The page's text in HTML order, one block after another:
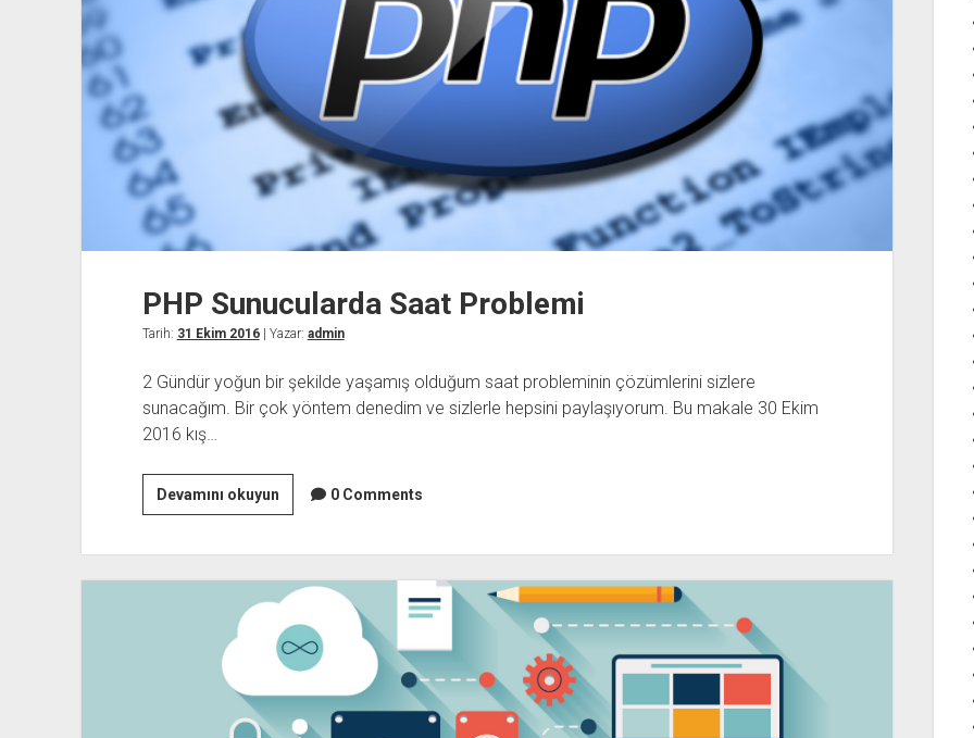
PHP Sunucularda Saat Problemi
Tarih: 31 Ekim 2016| Yazar: admin
2 Gündür yoğun bir şekilde yaşamış olduğum saat probleminin çözümlerini sizlere
sunacağım. Bir çok yöntem denedim ve sizlerle hepsini paylaşıyorum. Bu makale 30 Ekim
2016 kış…
Devamını okuyunPHP
Sunucularda
0 Comments